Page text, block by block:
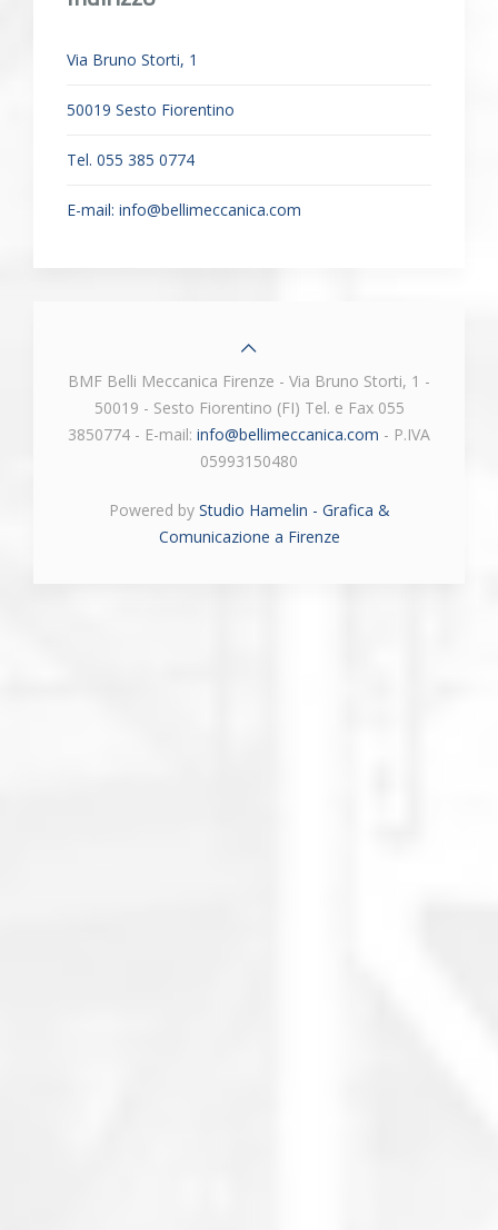
Via Bruno Storti, 1
50019 Sesto Fiorentino
Tel. 055 385 0774
E-mail: info@bellimeccanica.com
BMF Belli Meccanica Firenze - Via Bruno Storti, 1 -
50019 - Sesto Fiorentino (FI) Tel. e Fax 055
3850774 - E-mail: info@bellimeccanica.com - P.IVA
05993150480
Powered by Studio Hamelin - Grafica &
Comunicazione a Firenze